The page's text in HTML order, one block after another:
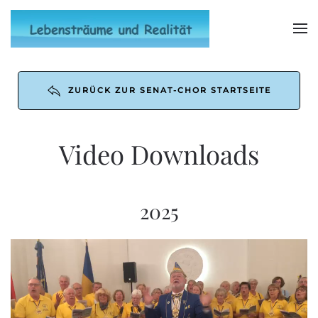
Zum Hauptinhalt springen
ZURÜCK ZUR SENAT-CHOR STARTSEITE
Video Downloads
2025